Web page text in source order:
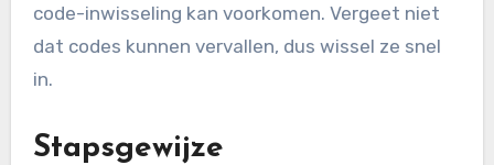
code-inwisseling kan voorkomen. Vergeet niet
dat codes kunnen vervallen, dus wissel ze snel
in.
Stapsgewijze